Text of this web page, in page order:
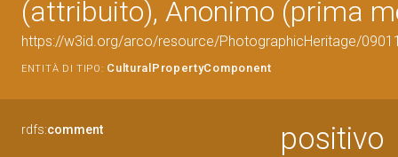
(attribuito), Anonimo (prima
https://w3id.org/arco/resource/PhotographicHeritage/
ENTITÀ DI TIPO: CulturalPropertyComponent
rdfs:comment positivo